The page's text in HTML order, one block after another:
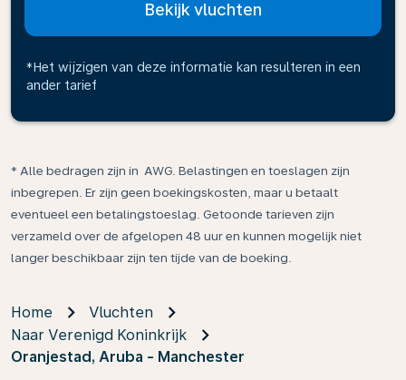
Bekijk vluchten
*Het wijzigen van deze informatie kan resulteren in een
ander tarief
* Alle bedragen zijn in AWG. Belastingen en toeslagen zijn
inbegrepen. Er zijn geen boekingskosten, maar u betaalt
eventueel een betalingstoeslag. Getoonde tarieven zijn
verzameld over de afgelopen 48 uur en kunnen mogelijk niet
langer beschikbaar zijn ten tijde van de boeking.
Home
Vluchten
Naar Verenigd Koninkrijk
Oranjestad, Aruba - Manchester